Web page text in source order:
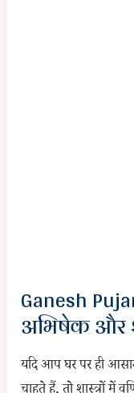
Ganesh
अभिषेक और
यदि आप घर पर ही